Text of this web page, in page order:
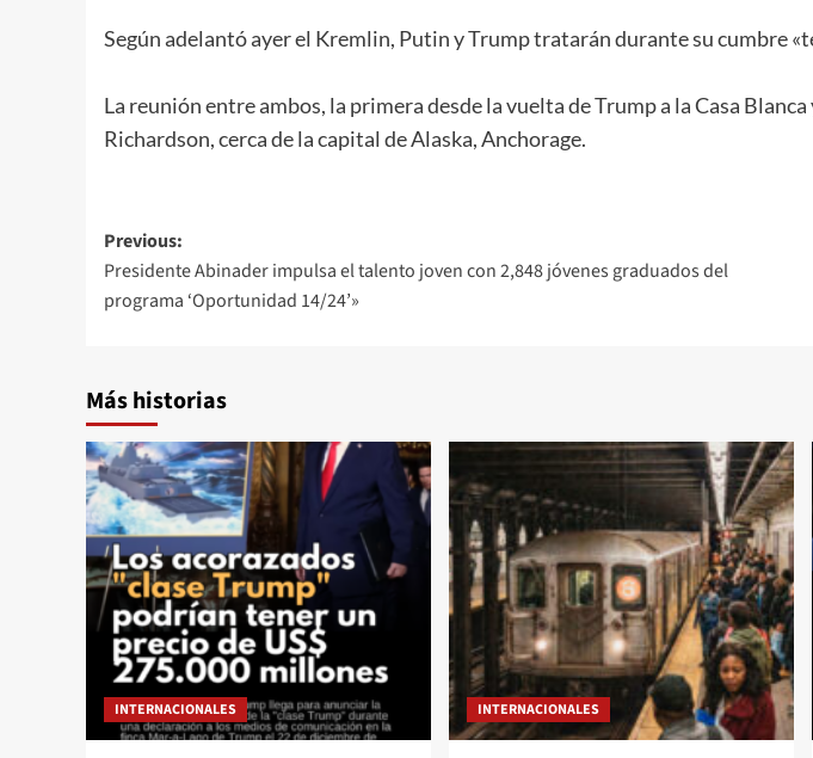
Según adelantó ayer el Kremlin, Putin y Trump tratarán durante su cumbre
La reunión entre ambos, la primera desde la vuelta de Trump a la Casa
Richardson, cerca de la capital de Alaska, Anchorage.
Previous:
Presidente Abinader impulsa el talento joven con 2,848 jóvenes graduados del
programa ‘Oportunidad 14/24’»
Más historias
INTERNACIONALES INTERNACIONALES